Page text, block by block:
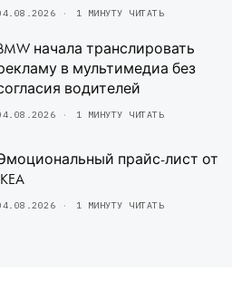
1 МИНУТУ ЧИТАТЬ
начала транслировать
в мультимедиа без
водителей
1 МИНУТУ ЧИТАТЬ
прайс-лист от
1 МИНУТУ ЧИТАТЬ